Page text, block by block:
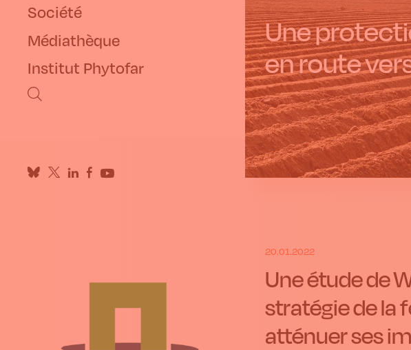
Société
Médiathèque
Institut Phytofar
Une
en route
20.01.2022
Une étude de
stratégie de la
atténuer ses